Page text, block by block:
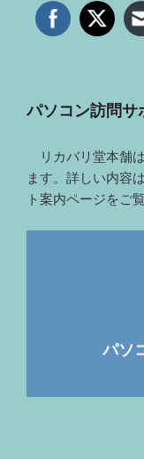
パソコン訪問サ
リカバリ堂本舗
ます。詳しい内容
ト案内ページをご
パソ